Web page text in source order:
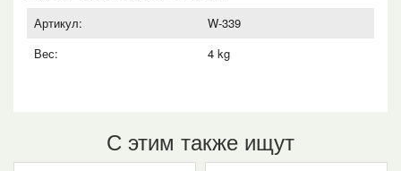
Артикул:
W-339
Вес:
4 kg
С этим также ищут